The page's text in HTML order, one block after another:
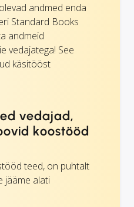
andmed enda
Standard Books
andmeid
vedajatega! See
käsitööst
vedajad,
koostööd
teed, on puhtalt
jääme alati